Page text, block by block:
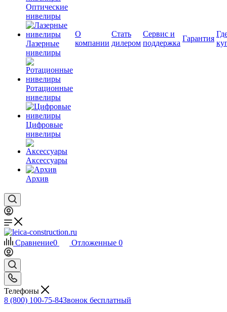
Оптические
нивелиры
Лазерные
нивелиры
Ротационные
нивелиры
Цифровые
нивелиры
Аксессуары
Архив
О
компании
Стать
дилером
Сервис и
поддержка
Гарантия
Сравнение0 Отложенные 0
Телефоны
8 (800) 100-75-84Звонок бесплатный